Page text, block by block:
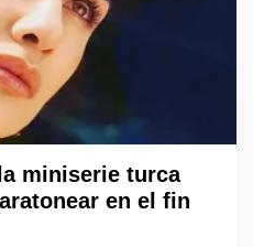
miniserie turca
en el fin